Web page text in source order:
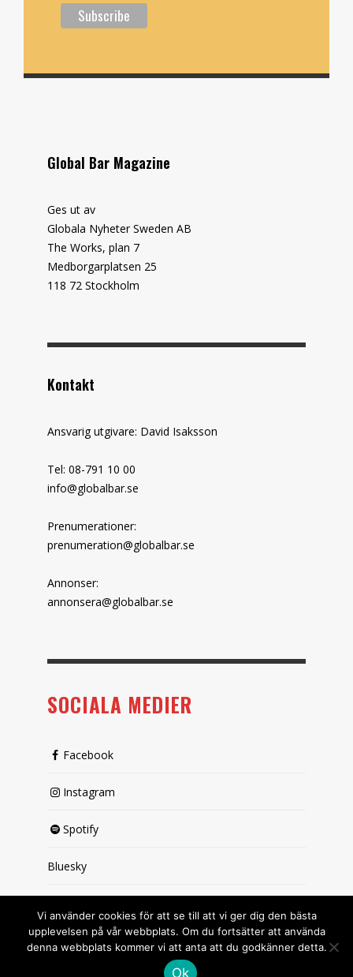
Global Bar Magazine
Ges ut av
Globala Nyheter Sweden AB
The Works, plan 7
Medborgarplatsen 25
118 72 Stockholm
Kontakt
Ansvarig utgivare: David Isaksson
Tel: 08-791 10 00
info@globalbar.se
Prenumerationer:
prenumeration@globalbar.se
Annonser:
annonsera@globalbar.se
SOCIALA MEDIER
Facebook
Instagram
Spotify
Bluesky
Vi använder cookies för att se till att vi ger dig den bästa
upplevelsen på vår webbplats. Om du fortsätter att använda
denna webbplats kommer vi att anta att du godkänner detta.
Ok